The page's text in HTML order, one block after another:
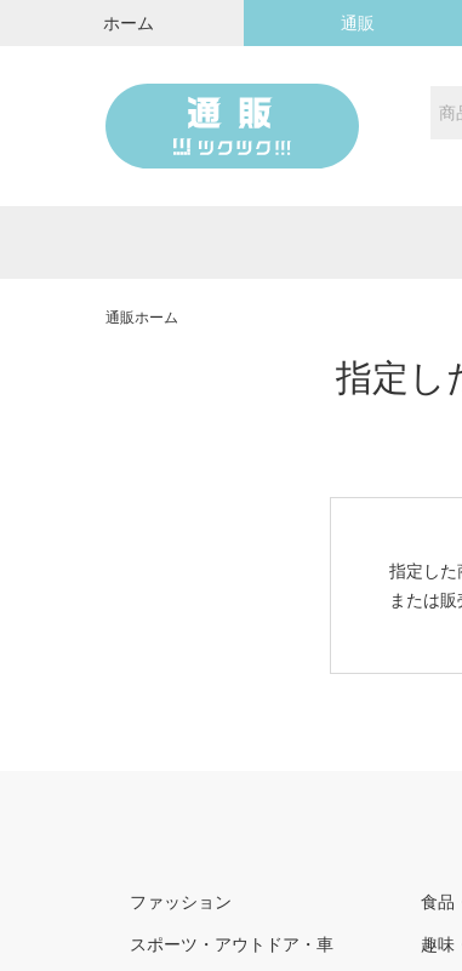
ホーム 通販
通販ホーム
指定し
指定した
または
ファッション 食品
スポーツ・アウトドア・車 趣味